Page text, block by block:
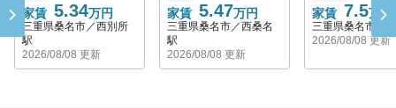
家賃 5.34万円
三重県桑名市／西別所
駅
2026/08/08 更新
家賃 5.47万円
三重県桑名市／西桑名
駅
2026/08/08 更新
家賃 7.5万円
三重県桑名市／
2026/08/08 更新